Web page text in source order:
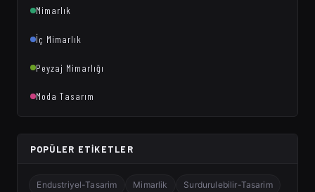
Mimarlık
İç Mimarlık
Peyzaj Mimarlığı
Moda Tasarım
POPÜLER ETIKETLER
Endustriyel-Tasarim Mimarlik
Surdurulebilir-Tasarim